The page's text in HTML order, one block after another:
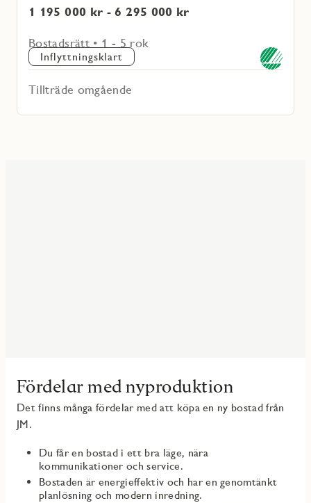
1 195 000 kr - 6 295 000 kr
Bostadsrätt • 1 - 5 rok
Inflyttningsklart
Tillträde omgående
Fördelar med nyproduktion
Det finns många fördelar med att köpa en ny bostad från
JM.
Du får en bostad i ett bra läge, nära
kommunikationer och service.
Bostaden är energieffektiv och har en genomtänkt
planlösning och modern inredning.